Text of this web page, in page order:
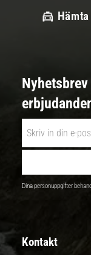
Dina personuppgifter
Kontakt